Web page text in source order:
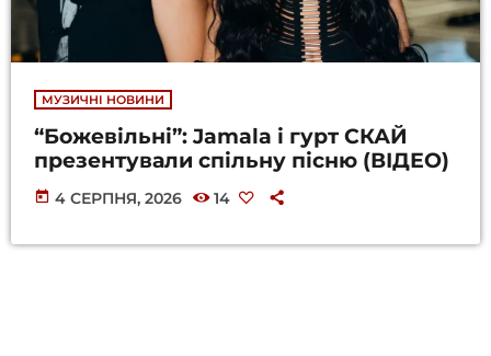
МУЗИЧНІ НОВИНИ
“Божевільні”: Jamala і гурт СКАЙ
презентували спільну пісню (ВІДЕО)
today 4 СЕРПНЯ, 2026 14